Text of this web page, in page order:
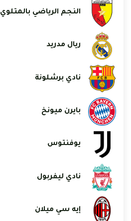
النجم الرياضي بالمتلوي
ريال مدريد
نادي برشلونة
بايرن ميونخ
يوفنتوس
نادي ليفربول
إيه سي ميلان